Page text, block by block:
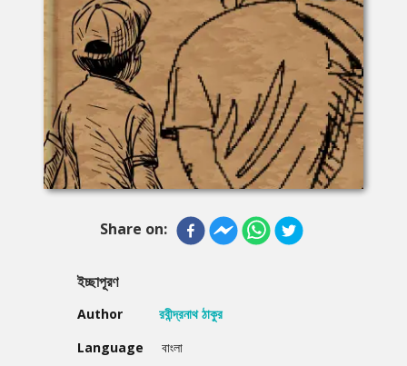
Share on:
ইচ্ছাপূরণ
Author
রবীন্দ্রনাথ ঠাকুর
Language
বাংলা